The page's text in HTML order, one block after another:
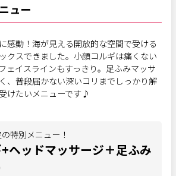
ュー
感動！海が見える開放的な空間で受ける
クスできました。小顔コルギは痛くない
ェイスラインもすっきり。足ふみマッサ
、普段届かない深いコリまでしっかり解
けたいメニューです♪
特別メニュー！
ヘッドマッサージ＋足ふみ